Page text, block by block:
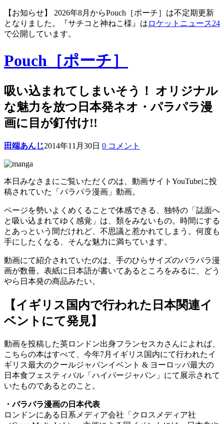
【お知らせ】 2026年8月からPouch［ポーチ］は不定期更新
となりました。『サチコと神ねこ様』は ロケットニュース24
で公開しています。
Pouch［ポーチ］
吸い込まれてしまいそう！ オリジナル
な魅力を放つ日本発ネオ・パラパラ漫
画に目が釘付け!!
田端あんじ2014年11月30日 0 コメント
本日みなさまにご覧いただくのは、動画サイトYouTubeに投
稿されていた「パラパラ漫画」動画。
ページを勢いよくめくることで体感できる、独特の「誌面へ
と吸い込まれてゆく感覚」は、類をみないもの。時間にする
とあっという間だけれど、不思議と惹かれてしまう。何度も
手にしたくなる、そんな魅力に満ちています。
動画にて紹介されていたのは、手のひらサイズのパラパラ漫
画が数冊。表紙に日本語が書いてあるところをみるに、どう
やら日本発の商品みたい。
【イギリス国内で行われた日本関連イ
ベントにて発見】
動画を投稿した英ロンドン出身フランセスカさんによれば、
こちらの本はすべて、今年7月イギリス国内にて行われたイ
ギリス最大のクールジャパンイベント & ヨーロッパ最大の
日本食フェスティバル「ハイパージャパン」にて展示されて
いたものであるとのこと。
・パラパラ漫画の日本代表
ロンドンにある日系メディア会社「クロスメディア社